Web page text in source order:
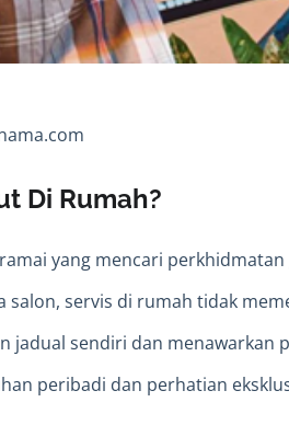
Di Rumah?
yang mencari
salon, servis di rumah tidak
jadual sendiri dan menawarkan
peribadi dan perhatian